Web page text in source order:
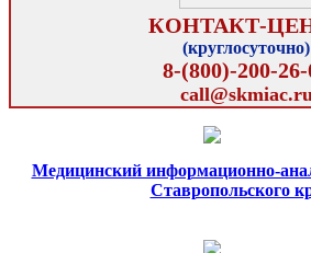
КОНТАКТ-
(круглосуточно)
8-(800)-200-
call@skmiac.ru
Медицинский информационно-
Ставропольского